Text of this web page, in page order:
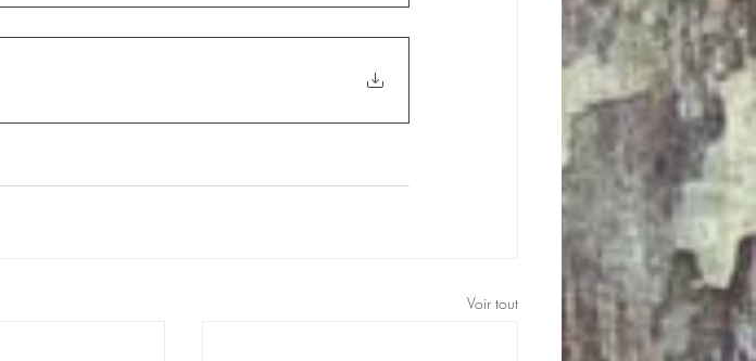
Voir tout